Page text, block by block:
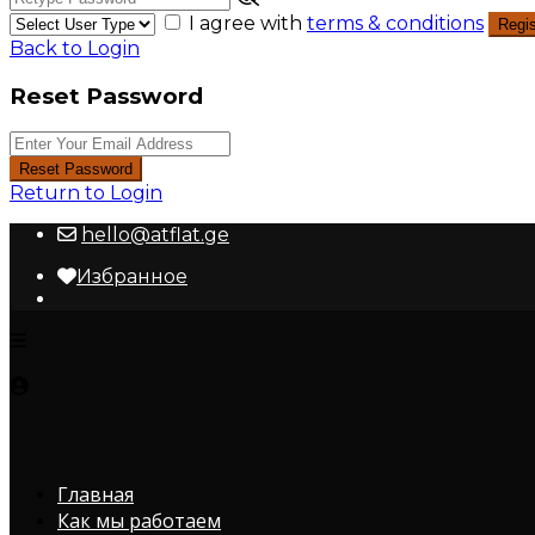
I agree with terms & conditions
Back to Login
Reset Password
Reset Password
Return to Login
hello@atflat.ge
Избранное
Главная
Как мы работаем